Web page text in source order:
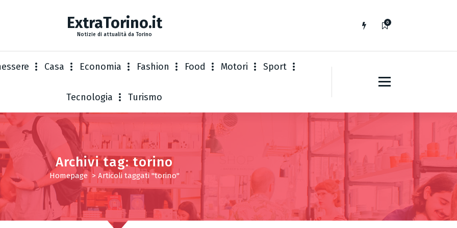
ExtraTorino.it
Notizie di attualità da Torino
0
Casa Economia Fashion Food Motori Sport
Tecnologia Turismo
Archivi tag: torino
Homepage >Articoli taggati "torino"